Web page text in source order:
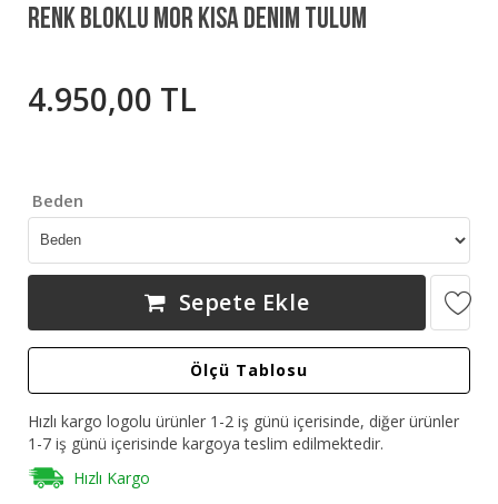
Renk Bloklu Mor Kısa Denim Tulum
4.950,00 TL
Beden
Sepete Ekle
Ölçü Tablosu
Hızlı kargo logolu ürünler 1-2 iş günü içerisinde, diğer ürünler
1-7 iş günü içerisinde kargoya teslim edilmektedir.
Hızlı Kargo